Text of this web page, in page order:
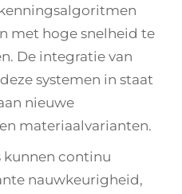
met hoge snelheid te
De integratie van
systemen in staat
nieuwe
materiaalvarianten.
kunnen continu
nauwkeurigheid,